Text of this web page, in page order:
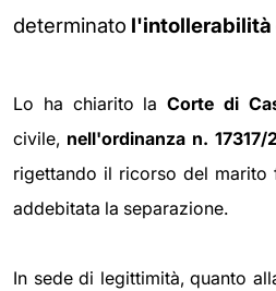
determinato l'intollerabilità
Lo ha chiarito la Corte di
civile, nell'ordinanza n. 17317/
rigettando il ricorso del marito
addebitata la separazione.
In sede di legittimità, quanto